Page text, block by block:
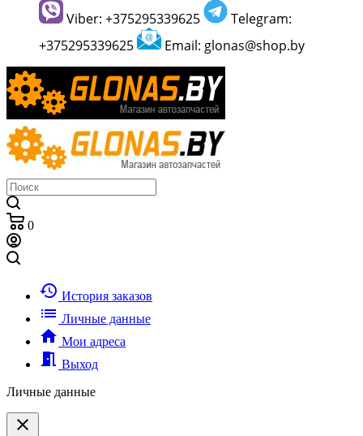
Viber: +375295339625
Telegram:
+375295339625
Email: glonas@shop.by
0
history История заказов
list Личные данные
home Мои адреса
meeting_room Выход
Личные данные
clear